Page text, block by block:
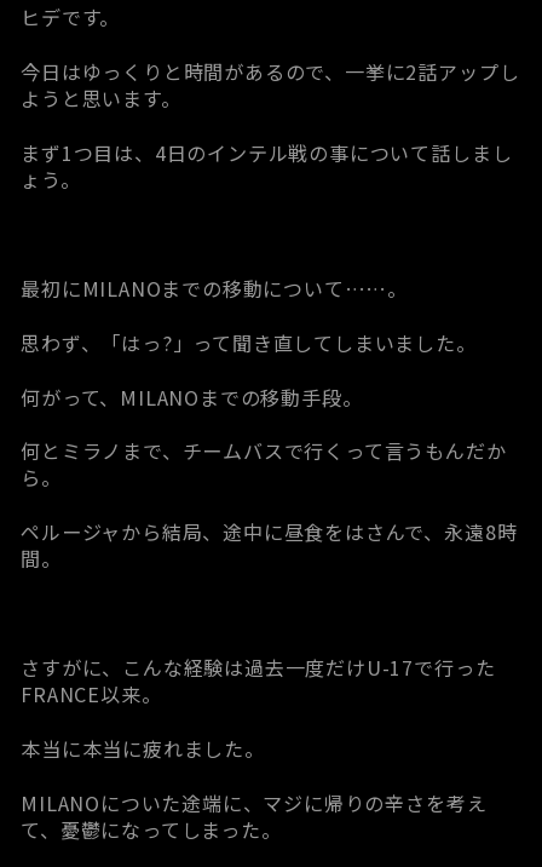
ヒデです。
今日はゆっくりと時間があるので、一挙に2話アップし
ようと思います。
まず1つ目は、4日のインテル戦の事について話しまし
ょう。
最初にMILANOまでの移動について……。
思わず、「はっ?」って聞き直してしまいました。
何がって、MILANOまでの移動手段。
何とミラノまで、チームバスで行くって言うもんだか
ら。
ペルージャから結局、途中に昼食をはさんで、永遠8時
間。
さすがに、こんな経験は過去一度だけU-17で行った
FRANCE以来。
本当に本当に疲れました。
MILANOについた途端に、マジに帰りの辛さを考え
て、憂鬱になってしまった。